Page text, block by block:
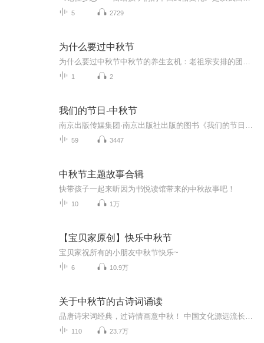
5 2729
为什么要过中秋节
1 2
我们的节日-中秋节
59 3447
中秋节主题故事合辑
快带孩子一起来听因为书悦读馆带来的中秋故事吧！
10 1万
【宝贝家原创】快乐中秋节
宝贝家祝所有的小朋友中秋节快乐~
6 10.9万
关于中秋节的古诗词诵读
110 23.7万